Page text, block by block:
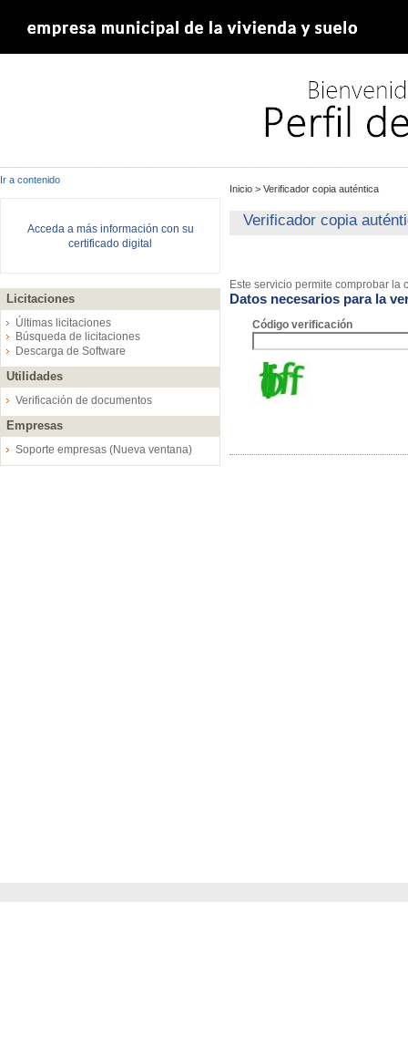
Ir a contenido
Acceda a más información con su
certificado digital
Licitaciones
Últimas licitaciones
Búsqueda de licitaciones
Descarga de Software
Utilidades
Verificación de documentos
Empresas
Soporte empresas (Nueva ventana)
Inicio > Verificador copia auténtica
Verificador copia
Este servicio permite comprobar
Datos necesarios para la
Código verificación